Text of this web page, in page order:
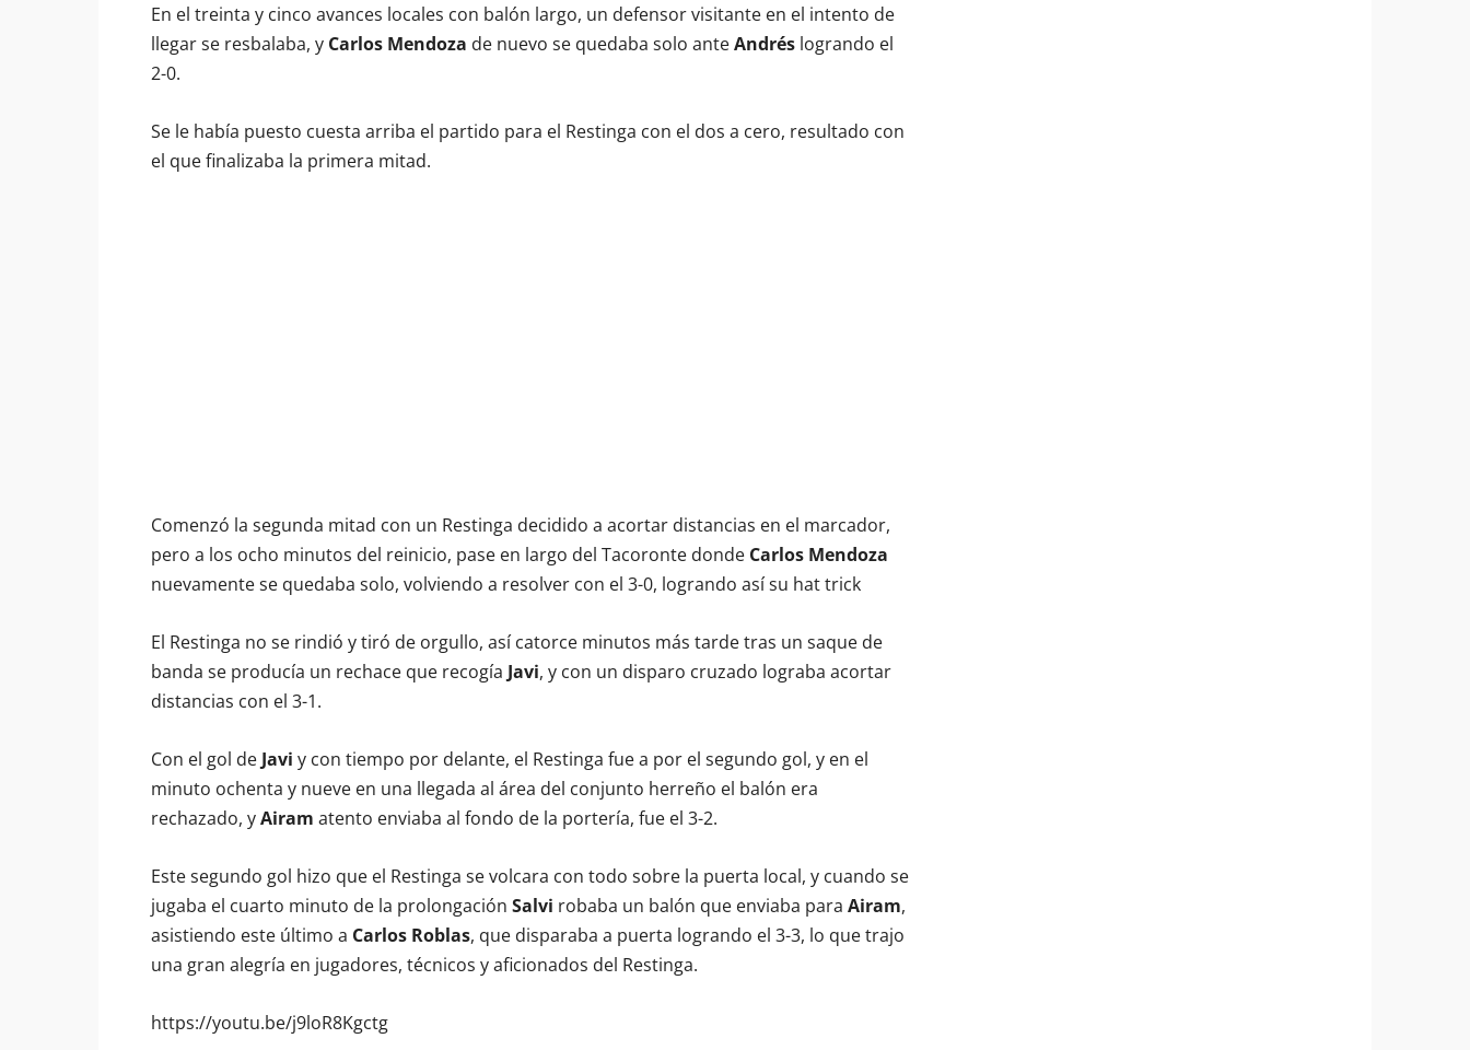
En el treinta y cinco avances locales con balón largo, un defensor visitante en el intento de
llegar se resbalaba, y Carlos Mendoza de nuevo se quedaba solo anteAndrés logrando el
2-0.
Se le había puesto cuesta arriba el partido para el Restinga con el dos a cero, resultado con
el que finalizaba la primera mitad.
Comenzó la segunda mitad con un Restinga decidido a acortar distancias en el marcador,
pero a los ocho minutos del reinicio, pase en largo del Tacoronte donde Carlos Mendoza
nuevamente se quedaba solo, volviendo a resolver con el 3-0, logrando así su hat trick
El Restinga no se rindió y tiró de orgullo, así catorce minutos más tarde tras un saque de
banda se producía un rechace que recogía Javi, y con un disparo cruzado lograba acortar
distancias con el 3-1.
Con el gol de Javi y con tiempo por delante, el Restinga fue a por el segundo gol, y en el
minuto ochenta y nueve en una llegada al área del conjunto herreño el balón era
rechazado, yAiram atento enviaba al fondo de la portería, fue el 3-2.
Este segundo gol hizo que el Restinga se volcara con todo sobre la puerta local, y cuando se
jugaba el cuarto minuto de la prolongación Salvi robaba un balón que enviaba para Airam,
asistiendo este último a Carlos Roblas, que disparaba a puerta logrando el 3-3, lo que trajo
una gran alegría en jugadores, técnicos y aficionados del Restinga.
https://youtu.be/j9loR8Kgctg